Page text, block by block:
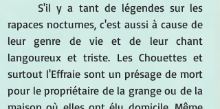
S'il y a tant de légendes sur les
rapaces nocturnes, c'est aussi à cause de
leur genre de vie et de leur chant
langoureux et triste. Les Chouettes et
surtout l'Effraie sont un présage de mort
pour le propriétaire de la grange ou de la